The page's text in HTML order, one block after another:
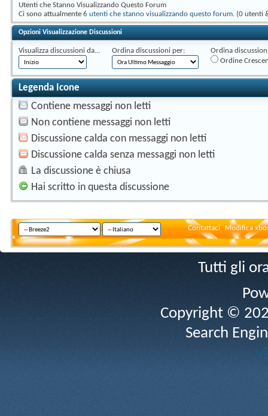
Utenti che Stanno Visualizzando Questo Forum
Ci sono attualmente 6 utenti che stanno visualizzando questo forum. (0 utenti
Opzioni Visualizzazione Discussioni
Visualizza discussioni da... Ordina discussioni per:
Ordina
Ordine
Legenda Icone
Contiene messaggi non letti
Non contiene messaggi non letti
Discussione calda con messaggi non letti
Discussione calda senza messaggi non letti
La discussione è chiusa
Hai scritto in questa discussione
Contattaci Modifica
Tutti gli
Copyright ©
Search